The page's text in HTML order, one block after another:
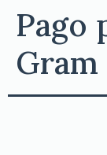
Pago
Gram